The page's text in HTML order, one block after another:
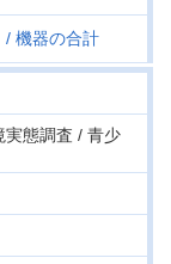
機器の合計
実態調査 / 青少